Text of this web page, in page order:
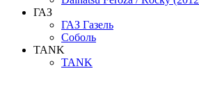
ГАЗ
ГАЗ Газель
Соболь
TANK
TANK